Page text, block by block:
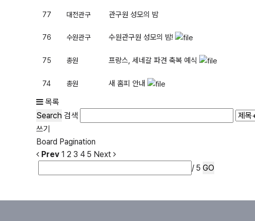
77 대전관구 관구원 성모의 밤
76 수원관구 수원관구원 성모의 밤!
75 총원 프랑스, 세네갈 파견 축복 예식
74 총원 새 홈피 안내
목록
Search 검색
쓰기
Board Pagination
Prev 1 2 3 4 5 Next
/ 5 GO